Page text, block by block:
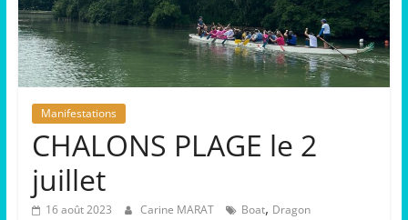
Manifestations
CHALONS PLAGE le 2
juillet
16 août 2023 Carine MARAT Boat, Dragon